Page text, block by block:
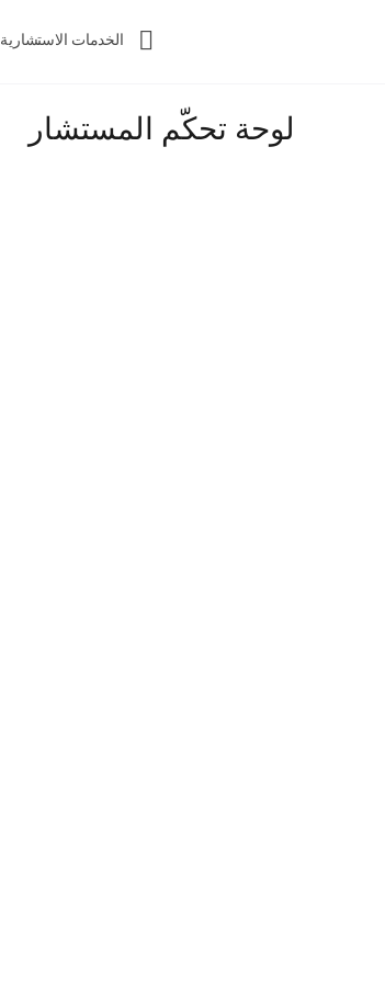
الخدمات الاستشارية
لوحة تحكّم المستشار